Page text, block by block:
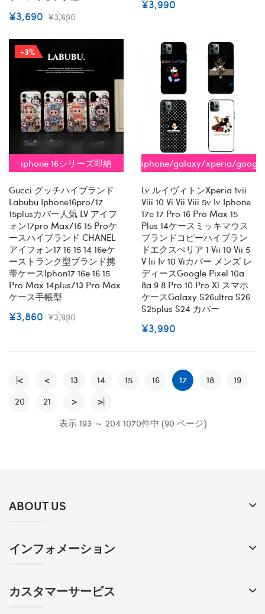
¥3,690 ¥3,690
¥3,990
-3%
iphone 16シリーズ即納
Gucci グッチハイブランド
Labubu Iphone16pro/17
15plusカバー人気 LV アイフ
ォン17pro Max/16 15 Proケ
ースハイブランド CHANEL
アイフォン17 16 15 14 16eケ
ーストランク型ブランド携
帯ケースiphon17 16e 16 15
Pro Max 14plus/13 Pro Max
ケース手帳型
¥3,860 ¥3,990
iphone/galaxy/xperia/
Lv ルイヴィトンxperia 1vii
Viii 10 Vi Vii Viii 5v Iv Iphone
17e 17 Pro 16 Pro Max 15
Plus 14ケースミッキマウス
ブランドコピーハイブラン
ドエクスぺリア 1 Vii 10 Vii 5
V Iii Iv 10 Viカバー メンズ レ
ディースgoogle Pixel 10a
8a 9 8 Pro 10 Pro Xl スマホ
ケースGalaxy S26ultra S26
S25plus S24 カバー
¥3,990
|< < 13 14 15 16 17 18
19
20
21 >
>|
表示 193 ～ 204 1070件中 (90 ページ)
ABOUT US
インフォメーション
カスタマーサービス